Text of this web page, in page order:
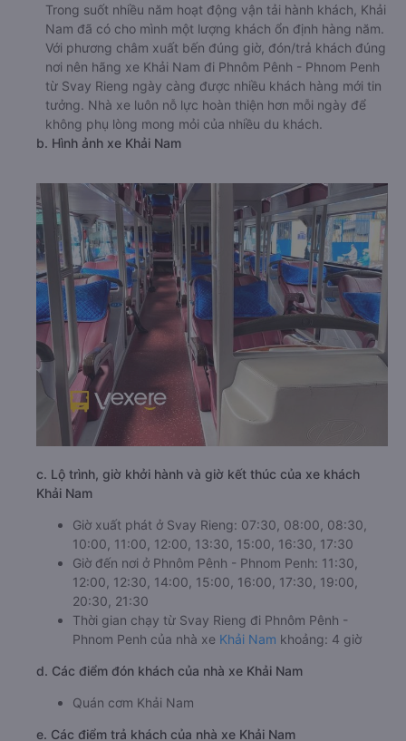
Trong suốt nhiều năm hoạt động vận tải hành khách, Khải
Nam đã có cho mình một lượng khách ổn định hàng năm.
Với phương châm xuất bến đúng giờ, đón/trả khách đúng
nơi nên hãng xe Khải Nam đi Phnôm Pênh - Phnom Penh
từ Svay Rieng ngày càng được nhiều khách hàng mới tin
tưởng. Nhà xe luôn nỗ lực hoàn thiện hơn mỗi ngày để
không phụ lòng mong mỏi của nhiều du khách.
b. Hình ảnh xe Khải Nam
c. Lộ trình, giờ khởi hành và giờ kết thúc của xe khách
Khải Nam
Giờ xuất phát ở Svay Rieng: 07:30, 08:00, 08:30,
10:00, 11:00, 12:00, 13:30, 15:00, 16:30, 17:30
Giờ đến nơi ở Phnôm Pênh - Phnom Penh: 11:30,
12:00, 12:30, 14:00, 15:00, 16:00, 17:30, 19:00,
20:30, 21:30
Thời gian chạy từ Svay Rieng đi Phnôm Pênh -
Phnom Penh của nhà xe Khải Nam khoảng: 4 giờ
d. Các điểm đón khách của nhà xe Khải Nam
Quán cơm Khải Nam
e. Các điểm trả khách của nhà xe Khải Nam